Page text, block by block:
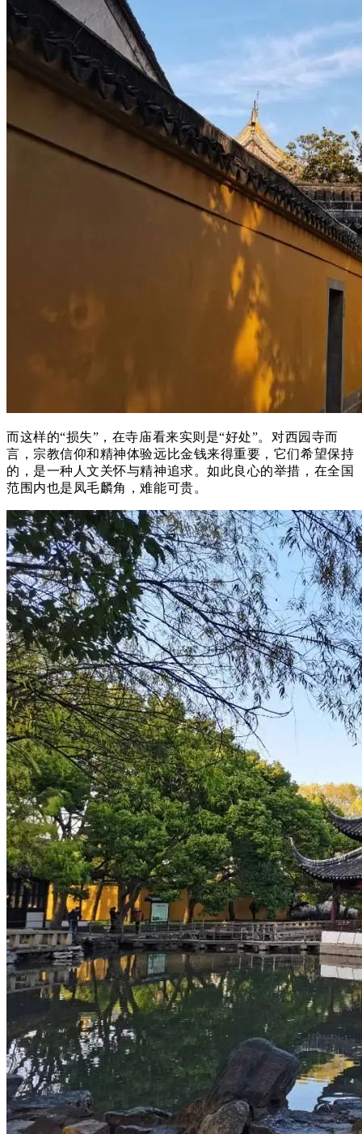
而这样的“损失”，在寺庙看来实则是“好处”。对西园寺而
言，宗教信仰和精神体验远比金钱来得重要，它们希望保持
的，是一种人文关怀与精神追求。如此良心的举措，在全国
范围内也是凤毛麟角，难能可贵。